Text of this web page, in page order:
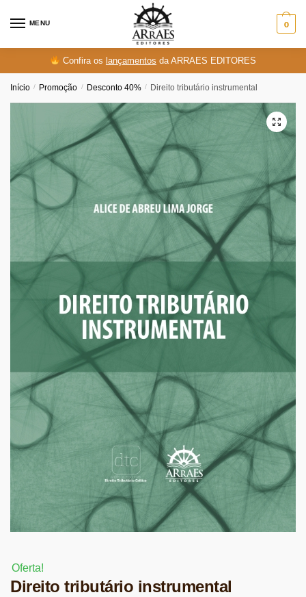
MENU 0
Confira os lançamentos da ARRAES EDITORES
Início / Promoção / Desconto 40% / Direito tributário instrumental
Oferta!
Direito tributário instrumental